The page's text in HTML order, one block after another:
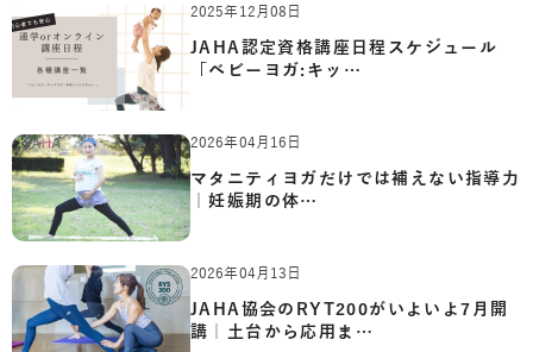
2025年12月08日
JAHA認定資格講座日程スケジュール
「ベビーヨガ:キッ…
2026年04月16日
マタニティヨガだけでは補えない指導力
｜妊娠期の体…
2026年04月13日
JAHA協会のRYT200がいよいよ7月開
講｜土台から応用ま…